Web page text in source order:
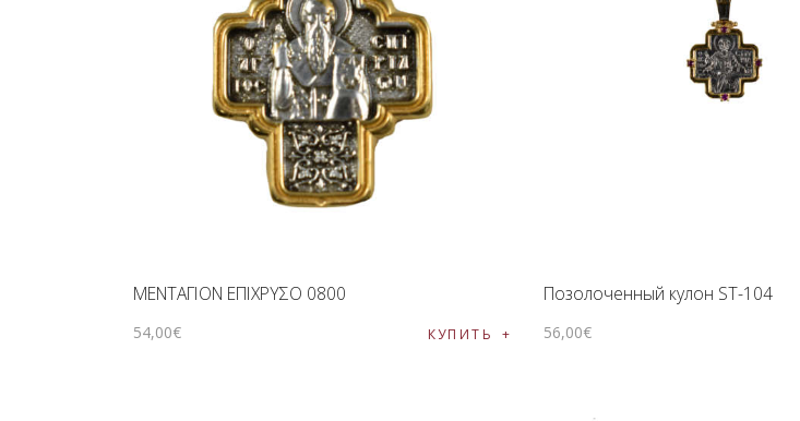
ПОДНОШЕНИЯ
ΜΕΝΤΑΓΙΟΝ ΕΠΙΧΡΥΣΟ 0800
54,00€ КУПИТЬ
Позолоченный кулон ST-104
56,00€